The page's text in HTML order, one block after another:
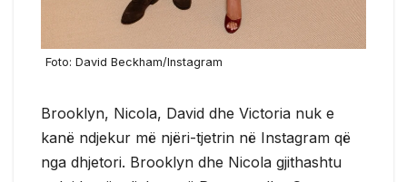
Foto: David Beckham/Instagram
Brooklyn, Nicola, David dhe Victoria nuk e
kanë ndjekur më njëri-tjetrin në Instagram që
nga dhjetori. Brooklyn dhe Nicola gjithashtu